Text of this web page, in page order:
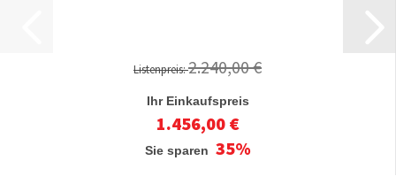
Listenpreis:2.240,00 €
Ihr Einkaufspreis
1.456,00 €
Sie sparen 35%